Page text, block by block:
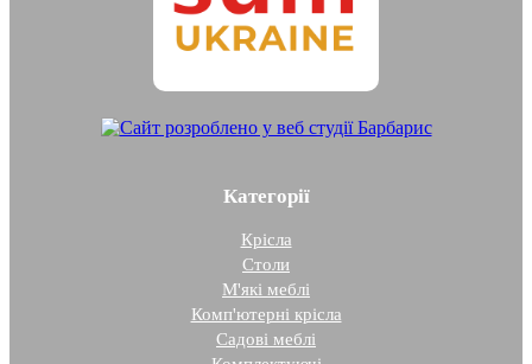
Категорії
Крісла
Столи
М'які меблі
Комп'ютерні крісла
Садові меблі